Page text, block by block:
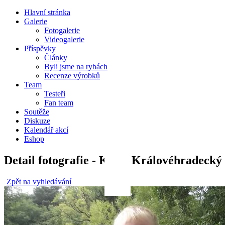
Hlavní stránka
Galerie
Fotogalerie
Videogalerie
Příspěvky
Články
Byli jsme na rybách
Recenze výrobků
Team
Testeři
Fan team
Soutěže
Diskuze
Kalendář akcí
Eshop
Detail fotografie - Kapr,
Zpět na vyhledávání